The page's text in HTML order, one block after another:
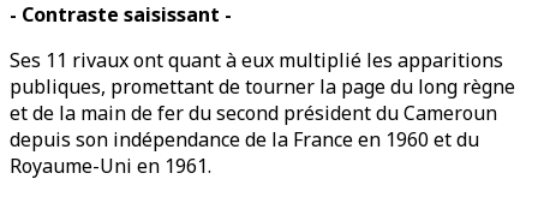
- Contraste saisissant -
Ses 11 rivaux ont quant à eux multiplié les apparitions
publiques, promettant de tourner la page du long règne
et de la main de fer du second président du Cameroun
depuis son indépendance de la France en 1960 et du
Royaume-Uni en 1961.